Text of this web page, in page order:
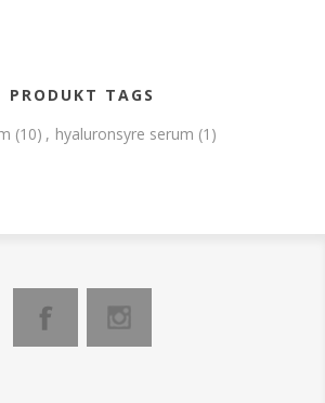
PRODUKT TAGS
(10) , hyaluronsyre serum (1)